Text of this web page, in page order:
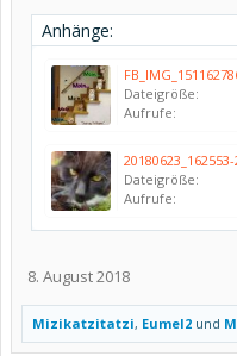
Anhänge:
Dateigröße:
Aufrufe:
Dateigröße:
Aufrufe:
8. August 2018
Mizikatzitatzi, Eumel2 und